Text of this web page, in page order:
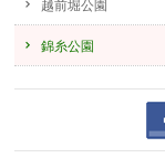
越前堀公園
錦糸公園